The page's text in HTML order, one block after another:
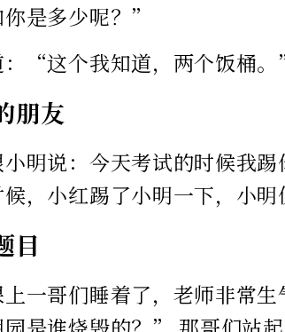
是多少呢？”
：“这个我知道，两个饭桶。
朋友
明说：今天考试的时候我
，小红踢了小明一下，小明
目
一哥们睡着了，老师非常生